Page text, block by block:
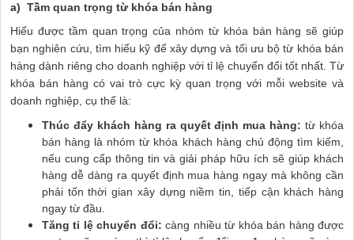
a) Tầm quan trọng từ khóa bán hàng
Hiểu được tầm quan trọng của nhóm từ khóa bán hàng sẽ giúp
bạn nghiên cứu, tìm hiểu kỹ để xây dựng và tối ưu bộ từ khóa bán
hàng dành riêng cho doanh nghiệp với tỉ lệ chuyển đổi tốt nhất. Từ
khóa bán hàng có vai trò cực kỳ quan trọng với mỗi website và
doanh nghiệp, cụ thể là:
Thúc đẩy khách hàng ra quyết định mua hàng:từ khóa
bán hàng là nhóm từ khóa khách hàng chủ động tìm kiếm,
nếu cung cấp thông tin và giải pháp hữu ích sẽ giúp khách
hàng dễ dàng ra quyết định mua hàng ngay mà không cần
phải tốn thời gian xây dựng niềm tin, tiếp cận khách hàng
ngay từ đầu.
Tăng tỉ lệ chuyển đổi:càng nhiều từ khóa bán hàng được